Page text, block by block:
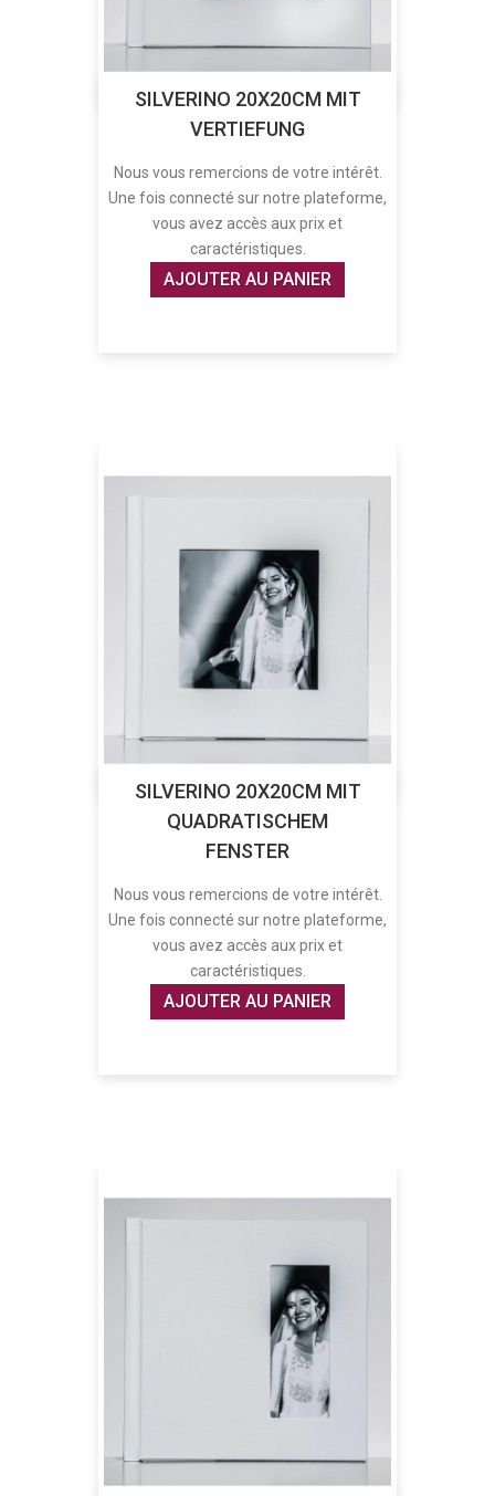
SILVERINO 20X20CM MIT
VERTIEFUNG
Nous vous remercions de votre intérêt.
Une fois connecté sur notre plateforme,
vous avez accès aux prix et
caractéristiques.
AJOUTER AU PANIER
SILVERINO 20X20CM MIT
QUADRATISCHEM
FENSTER
Nous vous remercions de votre intérêt.
Une fois connecté sur notre plateforme,
vous avez accès aux prix et
caractéristiques.
AJOUTER AU PANIER